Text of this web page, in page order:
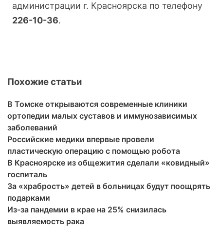
администрации г. Красноярска по телефону
226-10-36.
Похожие статьи
В Томске открываются современные клиники
ортопедии малых суставов и иммунозависимых
заболеваний
Российские медики впервые провели
пластическую операцию с помощью робота
В Красноярске из общежития сделали «ковидный»
госпиталь
За «храбрость» детей в больницах будут поощрять
подарками
Из-за пандемии в крае на 25% снизилась
выявляемость рака